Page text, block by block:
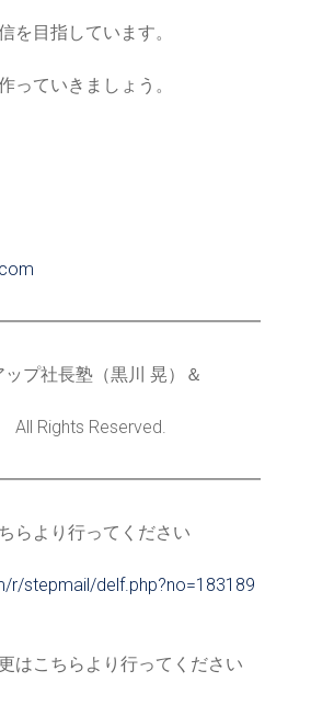
を目指しています。
っていきましょう。
プ社長塾（黒川 晃）＆
All Rights Reserved.
らより行ってください
r/stepmail/delf.php?no=183189
はこちらより行ってください